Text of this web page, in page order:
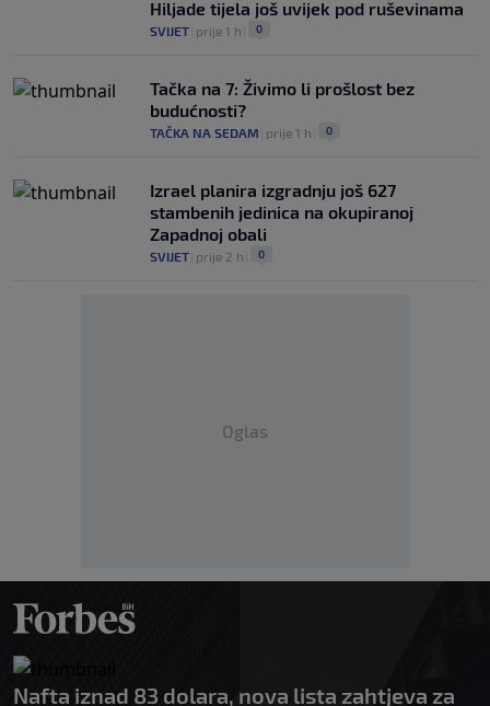
Hiljade tijela još uvijek pod ruševinama
SVIJET prije 1 h 0
Tačka na 7: Živimo li prošlost bez
budućnosti?
TAČKA NA SEDAM prije 1 h 0
Izrael planira izgradnju još 627
stambenih jedinica na okupiranoj
Zapadnoj obali
SVIJET prije 2 h 0
Oglas
Nafta iznad 83 dolara, nova lista zahtjeva za